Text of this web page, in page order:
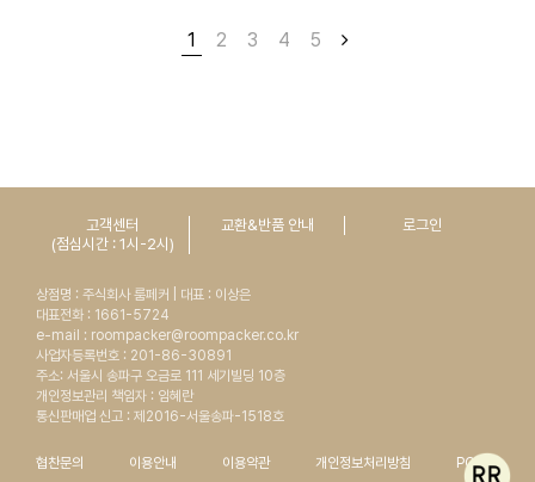
1 2 3 4 5
고객센터
(점심시간 : 1시-2시)
교환&반품 안내 로그인
상점명 : 주식회사 룸페커 | 대표 : 이상은
대표전화 : 1661-5724
e-mail : roompacker@roompacker.co.kr
사업자등록번호 : 201-86-30891
주소: 서울시 송파구 오금로 111 세기빌딩 10층
개인정보관리 책임자 : 임혜란
통신판매업 신고 : 제2016-서울송파-1518호
협찬문의 이용안내 이용약관 개인정보처리방침 PC버전